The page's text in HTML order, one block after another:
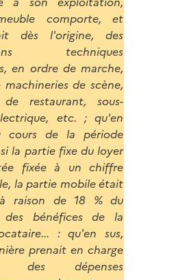
comporte, et
dès l'origine, des
techniques
en ordre de marche,
machineries de scène,
de restaurant, sous-
etc. ; qu'en
cours de la période
la partie fixe du loyer
fixée à un chiffre
la partie mobile était
raison de 18 % du
bénéfices de la
: qu'en sus,
prenait en charge
des dépenses